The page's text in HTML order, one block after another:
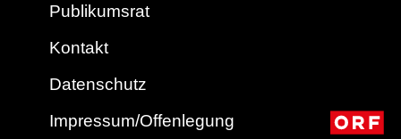
Publikumsrat
Kontakt
Datenschutz
Impressum/Offenlegung